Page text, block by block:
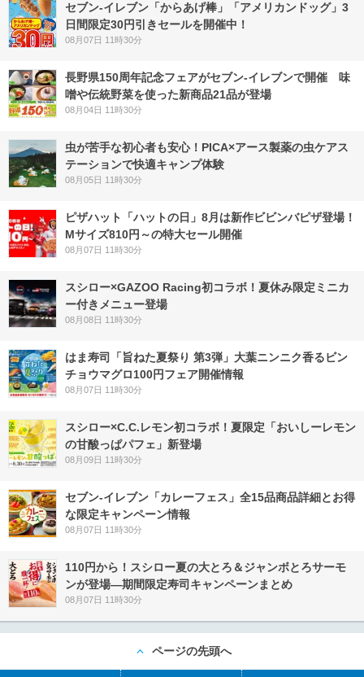
セブン‐イレブン「からあげ棒」「アメリカンドッグ」3
日間限定30円引きセールを開催中！
08月07日 11時30分
長野県150周年記念フェアがセブン-イレブンで開催 味
噌や伝統野菜を使った新商品21品が登場
08月04日 11時30分
虫が苦手な初心者も安心！PICA×アース製薬の虫ケアス
テーションで快適キャンプ体験
08月05日 11時30分
ピザハット「ハットの日」8月は新作ビビンバピザ登場！
Mサイズ810円～の特大セール開催
08月07日 11時30分
スシロー×GAZOO Racing初コラボ！夏休み限定ミニカ
ー付きメニュー登場
08月08日 11時30分
はま寿司「旨ねた夏祭り 第3弾」大葉ニンニク香るビン
チョウマグロ100円フェア開催情報
08月07日 11時30分
スシロー×C.C.レモン初コラボ！夏限定「おいしーレモン
の甘酸っぱパフェ」新登場
08月09日 11時30分
セブン‐イレブン「カレーフェス」全15品商品詳細とお得
な限定キャンペーン情報
08月07日 11時30分
110円から！スシロー夏の大とろ＆ジャンボとろサーモ
ンが登場―期間限定寿司キャンペーンまとめ
08月07日 11時30分
ページの先頭へ